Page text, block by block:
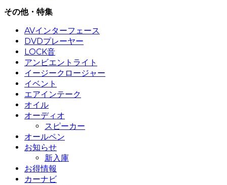
その他・特集
AVインターフェース
DVDプレーヤー
LOCK音
アンビエントライト
イージークロージャー
イベント
エアインテーク
オイル
オーディオ
スピーカー
オールペン
お知らせ
新入庫
お得情報
カーナビ